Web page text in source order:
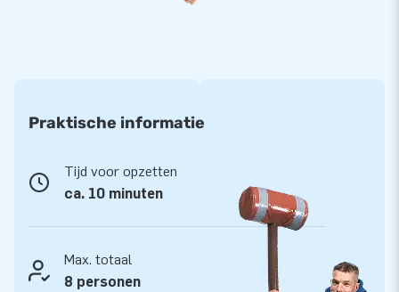
een onvergetelijke dag in het water.
Daar zijn we trots op! Ons team van designers,
opblaasattracties op grootse wijze. Dankzij hen zijn onze
klanten verzekerd van onze professionele service en levering.
Zij noemen ons ook wel ‘creators of greatness’.
Praktische informatie
Tijd voor opzetten
ca. 10 minuten
Max. totaal
8 personen